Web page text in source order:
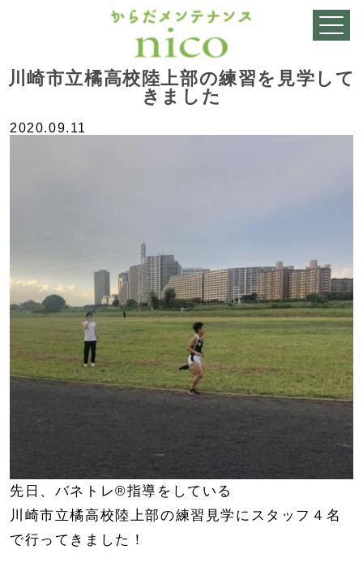
川崎市立橘高校陸上部の練習を見学して
きました
2020.09.11
先日、バネトレ®指導をしている
川崎市立橘高校陸上部の練習見学にスタッフ４名
で行ってきました！